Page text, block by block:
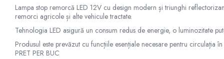
Schimbatoare
Scrumiera
Ventilator
Volane sport
Lampa stop remorcă LED 12V cu design modern și triunghi
remorci agricole și alte vehicule tractate.
Tehnologia LED asigură un consum redus de energie, o luminozitate
Produsul este prevăzut cu funcțiile esențiale necesare pentru circulația
PRET PER BUC